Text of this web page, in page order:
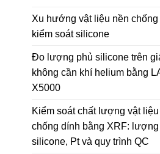
Xu hướng vật liệu nền chống
kiểm soát silicone
Đo lượng phủ silicone trên
không cần khí helium bằng
X5000
Kiểm soát chất lượng vật
chống dính bằng XRF: lượng
silicone, Pt và quy trình QC